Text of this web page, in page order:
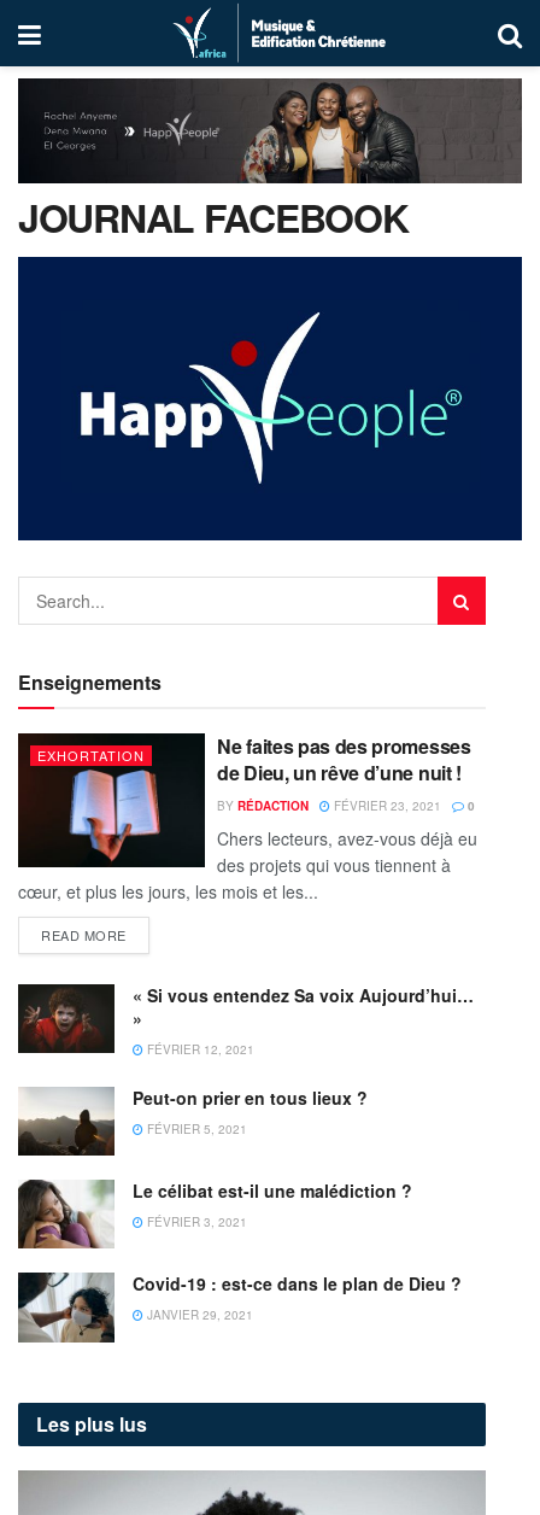
JOURNAL FACEBOOK
Enseignements
EXHORTATION
Ne faites pas des promesses
de Dieu, un rêve d’une nuit !
BY RÉDACTION FÉVRIER 23, 2021 0
Chers lecteurs, avez-vous déjà eu
des projets qui vous tiennent à
cœur, et plus les jours, les mois et les...
READ MORE
« Si vous entendez Sa voix Aujourd’hui…
»
FÉVRIER 12, 2021
Peut-on prier en tous lieux ?
FÉVRIER 5, 2021
Le célibat est-il une malédiction ?
FÉVRIER 3, 2021
Covid-19 : est-ce dans le plan de Dieu ?
JANVIER 29, 2021
Les plus lus